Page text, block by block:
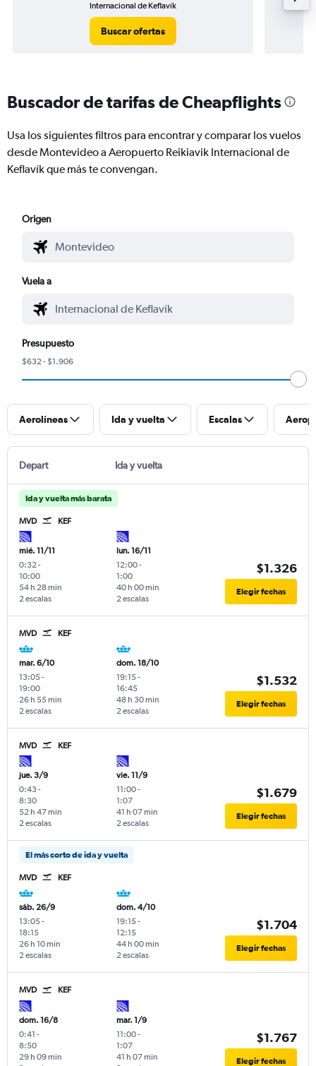
Internacional de Keflavík
Buscar ofertas
Buscador de tarifas de Cheapflights
Usa los siguientes filtros para encontrar y comparar los vuelos
desde Montevideo a Aeropuerto Reikiavik Internacional de
Keflavík que más te convengan.
Origen
Vuela a
Presupuesto
$632 - $1.906
Aerolíneas Ida y vuelta Escalas
Depart Ida y vuelta
Ida y vuelta más barata
MVD KEF
mié. 11/11
0:32-
10:00
2 escalas
54 h 28 min
lun. 16/11
12:00-
1:00
2 escalas
40 h 00 min
$1.326
Elegir fechas
MVD KEF
mar. 6/10
13:05-
19:00
2 escalas
26 h 55 min
dom. 18/10
19:15-
16:45
2 escalas
48 h 30 min
$1.532
Elegir fechas
MVD KEF
jue. 3/9
0:43-
8:30
2 escalas
52 h 47 min
vie. 11/9
11:00-
1:07
2 escalas
41 h 07 min
$1.679
Elegir fechas
El más corto de ida y vuelta
MVD KEF
sáb. 26/9
13:05-
18:15
2 escalas
26 h 10 min
dom. 4/10
19:15-
12:15
2 escalas
44 h 00 min
$1.704
Elegir fechas
MVD KEF
dom. 16/8
0:41 -
8:50
29 h 09 min
mar. 1/9
11:00-
1:07
41 h 07 min
$1.767
Elegir fechas